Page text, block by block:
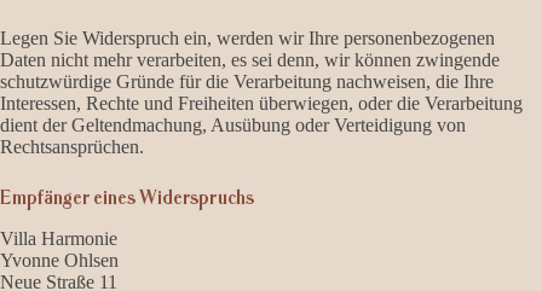
Legen Sie Widerspruch ein, werden wir Ihre personenbezogenen
Daten nicht mehr verarbeiten, es sei denn, wir können zwingende
schutzwürdige Gründe für die Verarbeitung nachweisen, die Ihre
Interessen, Rechte und Freiheiten überwiegen, oder die Verarbeitung
dient der Geltendmachung, Ausübung oder Verteidigung von
Rechtsansprüchen.
Empfänger eines Widerspruchs
Villa Harmonie
Yvonne Ohlsen
Neue Straße 11